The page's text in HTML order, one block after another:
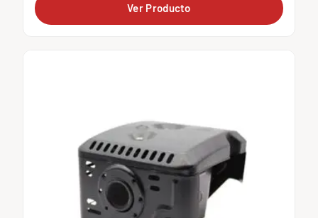
Ver Producto